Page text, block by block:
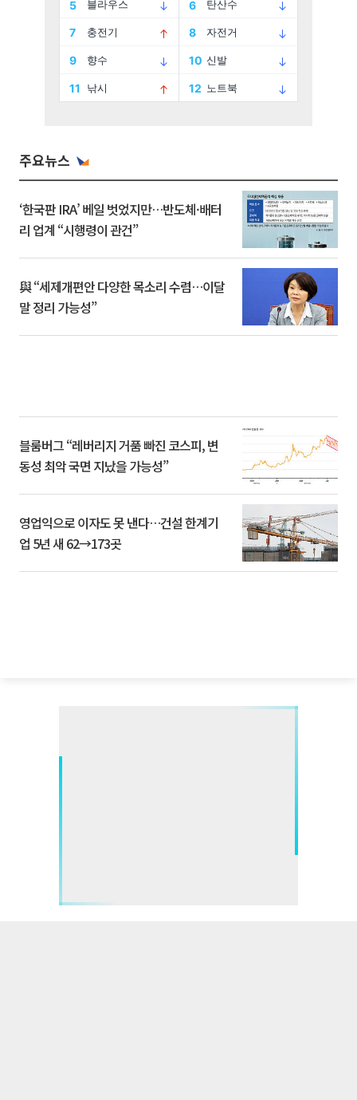
주요뉴스
‘한국판 IRA’ 베일 벗었지만…반도체·배터
리 업계 “시행령이 관건”
與 “세제개편안 다양한 목소리 수렴…이달
말 정리 가능성”
블룸버그 “레버리지 거품 빠진 코스피, 변
동성 최악 국면 지났을 가능성”
영업익으로 이자도 못 낸다…건설 한계기
업 5년 새 62→173곳